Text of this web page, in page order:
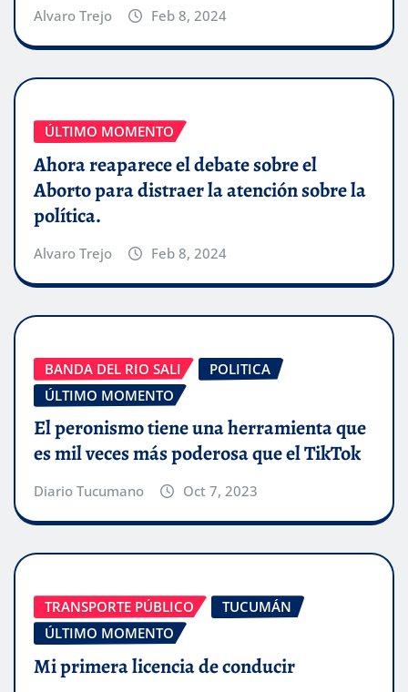
Alvaro Trejo Feb 8, 2024
ÚLTIMO MOMENTO
Ahora reaparece el debate sobre el
Aborto para distraer la atención sobre la
política.
Alvaro Trejo Feb 8, 2024
BANDA DEL RIO SALI
POLITICA
ÚLTIMO MOMENTO
El peronismo tiene una herramienta que
es mil veces más poderosa que el TikTok
Diario Tucumano Oct 7, 2023
TRANSPORTE PÚBLICO
TUCUMÁN
ÚLTIMO MOMENTO
Mi primera licencia de conducir